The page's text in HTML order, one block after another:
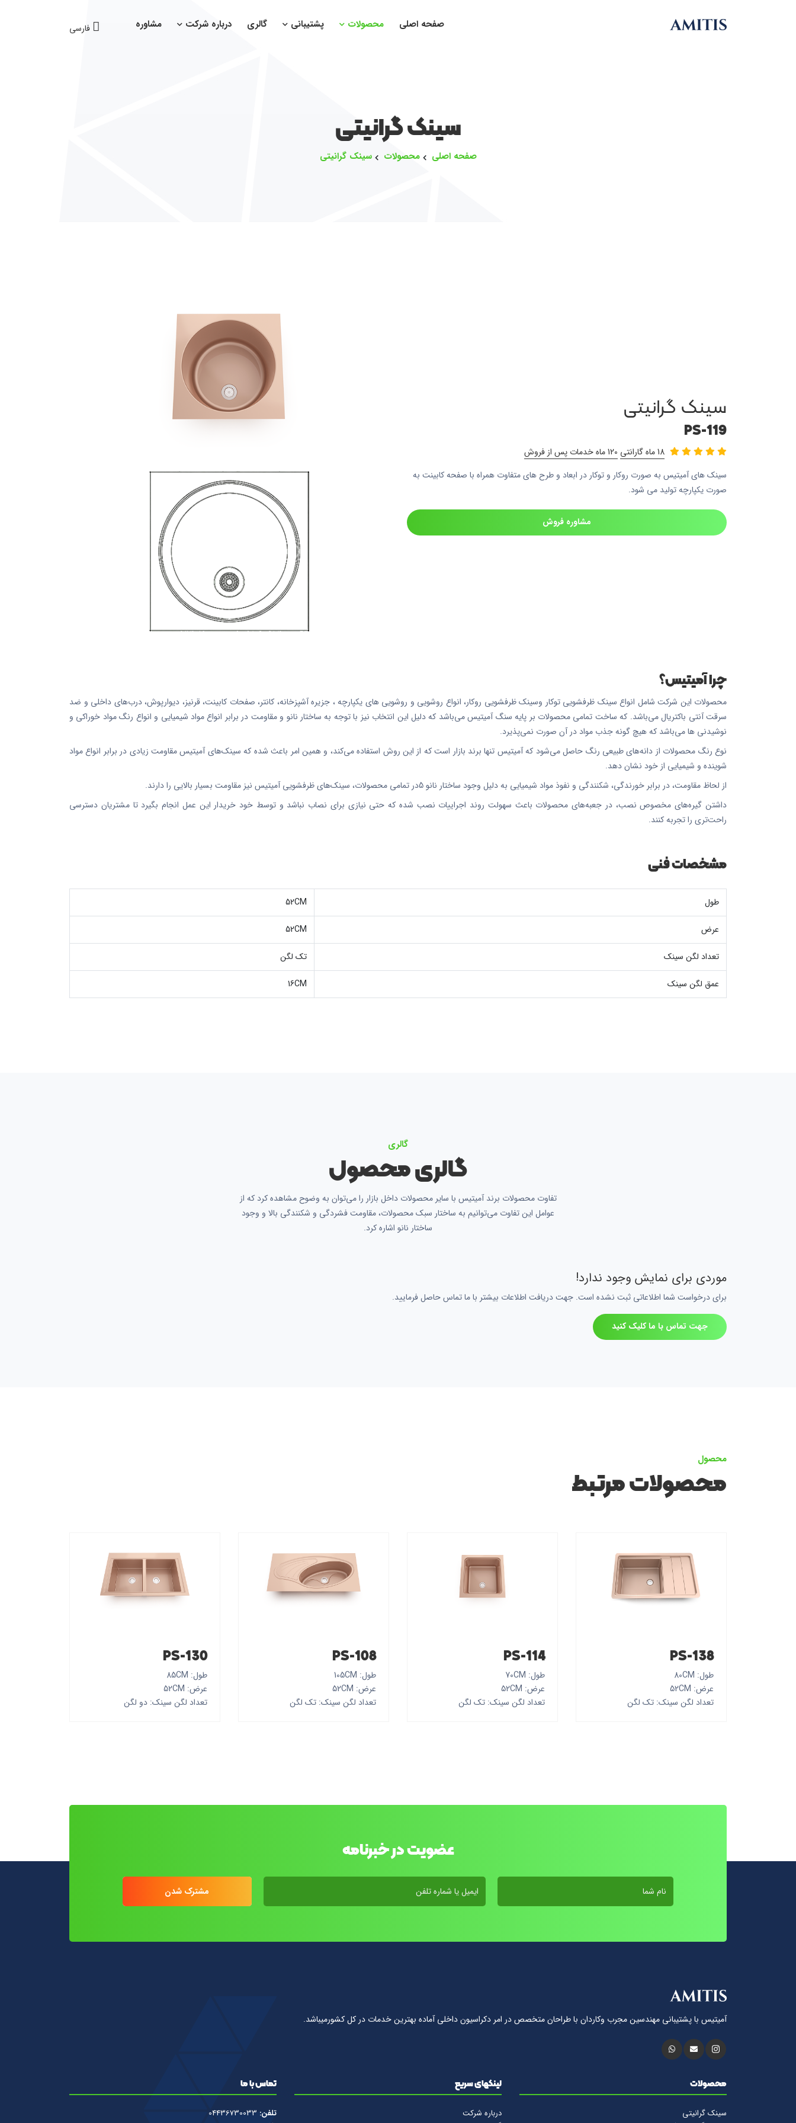
صفحه اصلی محصولات پشتیبانی گالری درباره شرکت مشاوره فارسی
سینک گرانیتی
صفحه اصلی محصولات سینک گرانیتی
سینک گرانیتی
PS-119
18 ماه گارانتی
120 ماه خدمات پس از فروش
سینک های آمیتیس به صورت روکار و توکار در ابعاد و طرح های متفاوت همراه با صفحه کابینت به
صورت یکپارچه تولید می شود.
مشاوره فروش
چرا آمیتیس؟
محصولات این شرکت شامل انواع سینک ظرفشویی توکار وسینک ظرفشویی روکار، انواع روشویی و روشویی های یکپارچه ، جزیره آشپزخانه، کانتر، صفحات کابینت، قرنیز، دیوارپوش، درب‌های داخلی و ضد
سرقت آنتی باکتریال می‌باشد. که ساخت تمامی محصولات بر پایه سنگ آمیتیس می‌باشد که دلیل این انتخاب نیز با توجه به ساختار نانو و مقاومت در برابر انواع مواد شیمیایی و انواع رنگ مواد خوراکی و
نوشیدنی ها می‌باشد که هیچ گونه جذب مواد در آن صورت نمی‌پذیرد.
نوع رنگ محصولات از دانه‌های طبیعی رنگ حاصل می‌شود که آمیتیس تنها برند بازار است که از این روش استفاده می‌کند، و همین امر باعث شده که سینک‌های آمیتیس مقاومت زیادی در برابر انواع مواد
شوینده و شیمیایی از خود نشان دهد.
از لحاظ مقاومت، در برابر خورندگی، شکنندگی و نفوذ مواد شیمیایی به دلیل وجود ساختار نانو 5در تمامی محصولات، سینک‌های ظرفشویی آمیتیس نیز مقاومت بسیار بالایی را دارند.
داشتن گیره‌های مخصوص نصب، در جعبه‌های محصولات باعث سهولت روند اجراییات نصب شده که حتی نیازی برای نصاب نباشد و توسط خود خریدار این عمل انجام بگیرد تا مشتریان دسترسی
راحت‌تری را تجربه کنند.
مشخصات فنی
طول 52CM
عرض 52CM
تعداد لگن سینک تک لگن
عمق لگن سینک 16CM
گالری
گالری محصول
تفاوت محصولات برند آمیتیس با سایر محصولات داخل بازار را می‌توان به وضوح مشاهده کرد که از
عوامل این تفاوت می‌توانیم به ساختار سبک محصولات، مقاومت فشردگی و شکنندگی بالا و وجود
ساختار نانو اشاره کرد.
موردی برای نمایش وجود ندارد!
برای درخواست شما اطلاعاتی ثبت نشده است. جهت دریافت اطلاعات بیشتر با ما تماس حاصل فرمایید.
جهت تماس با ما کلیک کنید
محصول
محصولات مرتبط
PS-138
طول: 80CM
عرض: 52CM
تعداد لگن سینک: تک لگن
PS-114
طول: 70CM
عرض: 52CM
تعداد لگن سینک: تک لگن
PS-108
طول: 105CM
عرض: 52CM
تعداد لگن سینک: تک لگن
PS-130
طول: 85CM
عرض: 52CM
تعداد لگن سینک: دو لگن
عضویت در خبرنامه
مشترک شدن
آمیتیس با پشتيبانى مهندسين مجرب وكاردان با طراحان متخصص در امر دكراسيون داخلى آماده بهترين خدمات در كل كشورمیباشد.
محصولات
سینک گرانیتی
لینکهای سریع
درباره شرکت
تماس با ما
تلفن: 04436730033